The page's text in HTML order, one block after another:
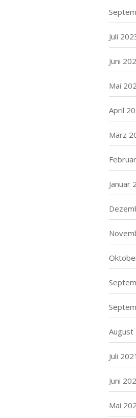
Juli
Juni
Mai
April
März
Januar
August
Juli 2021
Juni
Mai